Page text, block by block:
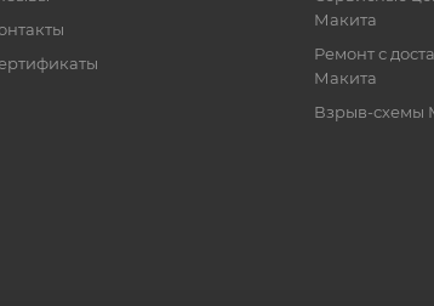
Макита
Ремонт с
Макита
Взрыв-схемы